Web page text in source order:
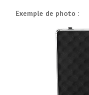
Exemple de photo :